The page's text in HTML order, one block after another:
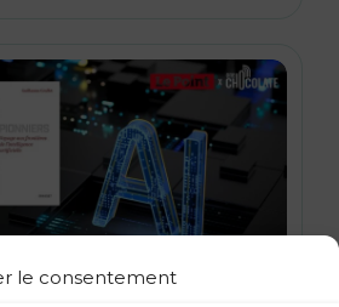
le consentement